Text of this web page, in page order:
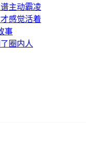
主动霸凌
感觉活着
事
圈内人